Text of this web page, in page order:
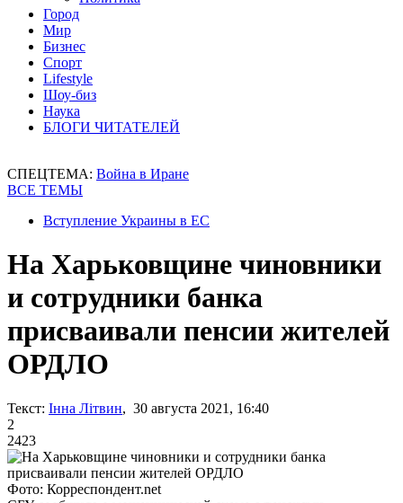
Город
Мир
Бизнес
Спорт
Lifestyle
Шоу-биз
Наука
БЛОГИ ЧИТАТЕЛЕЙ
СПЕЦТЕМА: Война в Иране
ВСЕ ТЕМЫ
Вступление Украины в ЕС
На Харьковщине чиновники
и сотрудники банка
присваивали пенсии жителей
ОРДЛО
Текст: Інна Літвин, 30 августа 2021, 16:40
2
2423
Фото: Корреспондент.net